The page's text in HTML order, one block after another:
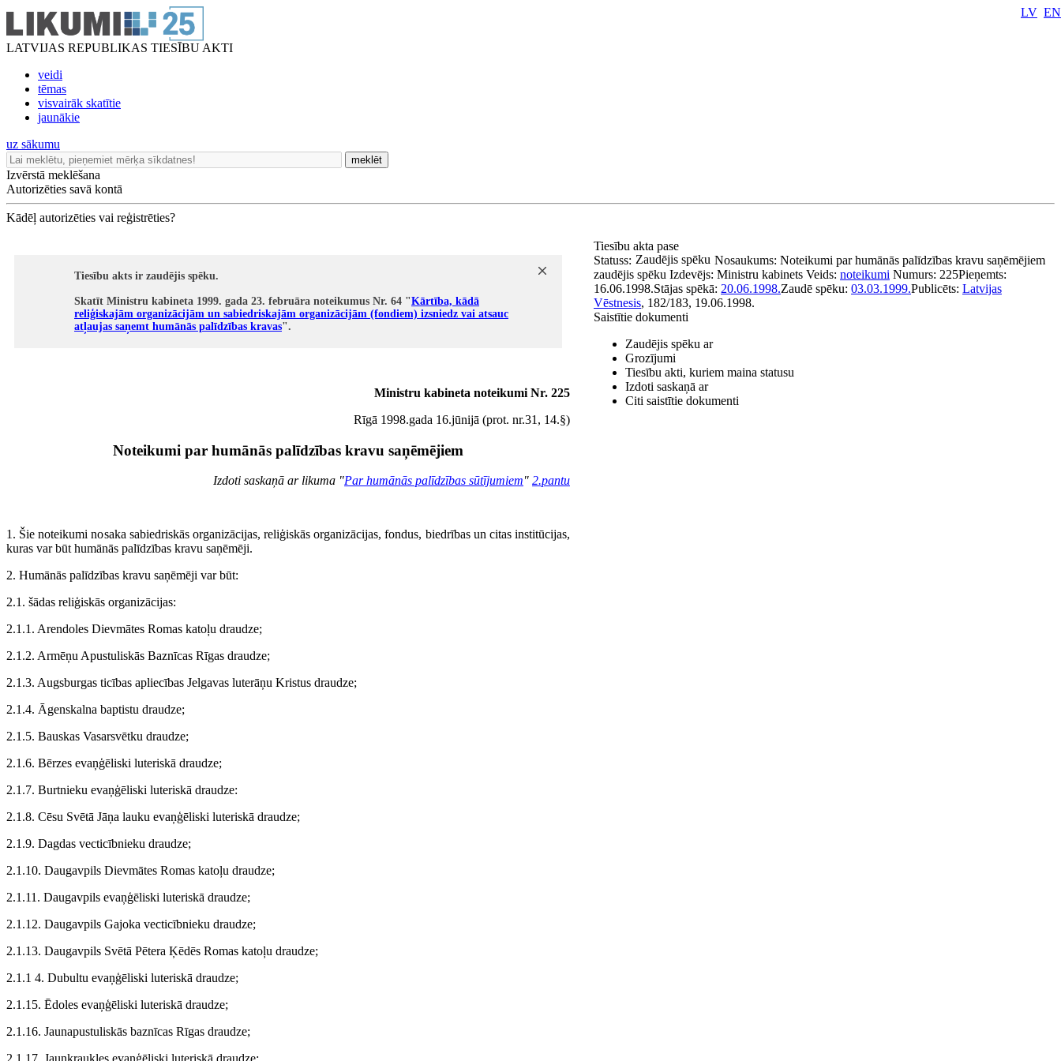
LATVIJAS REPUBLIKAS TIESĪBU AKTI
veidi
tēmas
visvairāk skatītie
jaunākie
LV EN
uz sākumu
meklēt
Izvērstā meklēšana
Autorizēties savā kontā
Kādēļ autorizēties vai reģistrēties?
Tiesību akts ir zaudējis spēku.
Skatīt Ministru kabineta 1999. gada 23. februāra noteikumus Nr. 64 "Kārtība, kādā
reliģiskajām organizācijām un sabiedriskajām organizācijām (fondiem) izsniedz vai atsauc
atļaujas saņemt humānās palīdzības kravas".
Ministru kabineta noteikumi Nr. 225
Rīgā 1998.gada 16.jūnijā (prot. nr.31, 14.§)
Noteikumi par humānās palīdzības kravu saņēmējiem
Izdoti saskaņā ar likuma "Par humānās palīdzības sūtījumiem" 2.pantu
1. Šie noteikumi nosaka sabiedriskās organizācijas, reliģiskās organizācijas, fondus, biedrības un citas institūcijas,
kuras var būt humānās palīdzības kravu saņēmēji.
2. Humānās palīdzības kravu saņēmēji var būt:
2.1. šādas reliģiskās organizācijas:
2.1.1. Arendoles Dievmātes Romas katoļu draudze;
2.1.2. Armēņu Apustuliskās Baznīcas Rīgas draudze;
2.1.3. Augsburgas ticības apliecības Jelgavas luterāņu Kristus draudze;
2.1.4. Āgenskalna baptistu draudze;
2.1.5. Bauskas Vasarsvētku draudze;
2.1.6. Bērzes evaņģēliski luteriskā draudze;
2.1.7. Burtnieku evaņģēliski luteriskā draudze:
2.1.8. Cēsu Svētā Jāņa lauku evaņģēliski luteriskā draudze;
2.1.9. Dagdas vecticībnieku draudze;
2.1.10. Daugavpils Dievmātes Romas katoļu draudze;
2.1.11. Daugavpils evaņģēliski luteriskā draudze;
2.1.12. Daugavpils Gajoka vecticībnieku draudze;
2.1.13. Daugavpils Svētā Pētera Ķēdēs Romas katoļu draudze;
2.1.1 4. Dubultu evaņģēliski luteriskā draudze;
2.1.15. Ēdoles evaņģēliski luteriskā draudze;
2.1.16. Jaunapustuliskās baznīcas Rīgas draudze;
Tiesību akta pase
Nosaukums: Noteikumi par humānās palīdzības kravu saņēmējiem
Statuss: Zaudējis spēku
zaudējis spēku Izdevējs: Ministru kabinets Veids: noteikumi Numurs: 225Pieņemts:
16.06.1998.Stājas spēkā: 20.06.1998.Zaudē spēku: 03.03.1999.Publicēts: Latvijas
Vēstnesis, 182/183, 19.06.1998.
Saistītie dokumenti
Zaudējis spēku ar
Grozījumi
Tiesību akti, kuriem maina statusu
Izdoti saskaņā ar
Citi saistītie dokumenti